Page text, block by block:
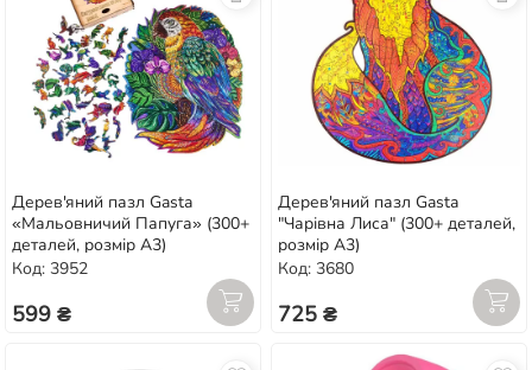
Дерев'яний пазл Gasta
«Мальовничий Папуга» (300+
деталей, розмір А3)
Код: 3952
599 ₴
Дерев'яний пазл Gasta
"Чарівна Лиса" (300+ деталей,
розмір А3)
Код: 3680
725 ₴